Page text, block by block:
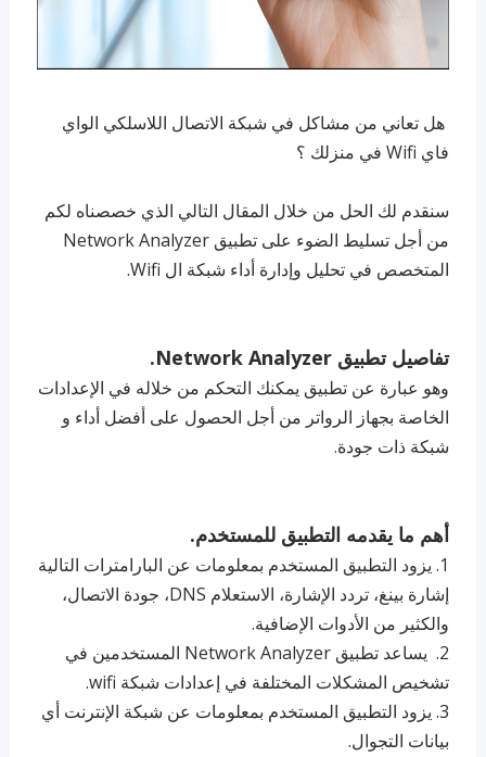
هل تعاني من مشاكل في شبكة الاتصال اللاسلكي الواي
فاي Wifi في منزلك ؟
سنقدم لك الحل من خلال المقال التالي الذي خصصناه لكم
من أجل تسليط الضوء على تطبيق Network Analyzer
المتخصص في تحليل وإدارة أداء شبكة ال Wifi.
تفاصيل تطبيق Network Analyzer.
وهو عبارة عن تطبيق يمكنك التحكم من خلاله في الإعدادات
الخاصة بجهاز الرواتر من أجل الحصول على أفضل أداء و
شبكة ذات جودة.
أهم ما يقدمه التطبيق للمستخدم.
1. يزود التطبيق المستخدم بمعلومات عن البارامترات التالية
إشارة بينغ، تردد الإشارة، الاستعلام DNS، جودة الاتصال،
والكثير من الأدوات الإضافية.
2. ‏ يساعد تطبيق Network Analyzer المستخدمين في
تشخيص المشكلات المختلفة في إعدادات شبكة wifi.
3. ‏يزود التطبيق المستخدم بمعلومات عن شبكة الإنترنت أي
بيانات التجوال.